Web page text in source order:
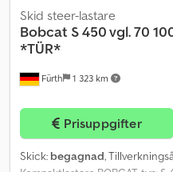
Fürth 1 323 km
Skid steer-lastare
Bobcat S 450 vgl. 70
*TÜR*
Prisuppgifter
Skick: begagnad,